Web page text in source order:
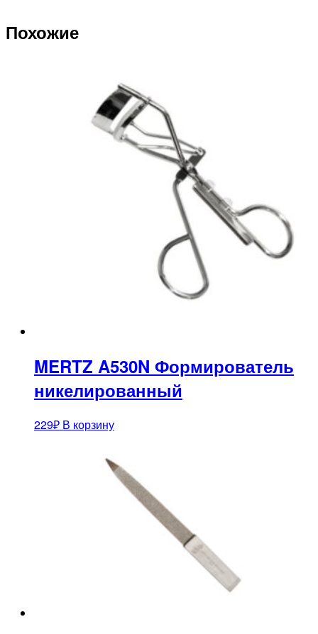
Похожие
MERTZ A530N Формирователь
никелированный
229₽ В корзину